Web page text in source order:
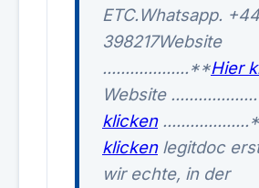
ETC.Whatsapp.
398217Website
...................**Hier
Website
klicken...................*
klickenlegitdoc
wir echte, in der